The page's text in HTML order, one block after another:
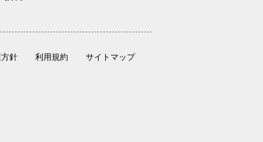
針 利用規約 サイトマップ